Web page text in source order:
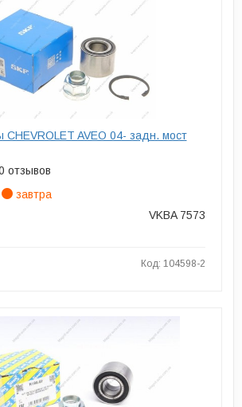
AVEO 04- задн. мост
отзывов
завтра
VKBA 7573
Код: 104598-2